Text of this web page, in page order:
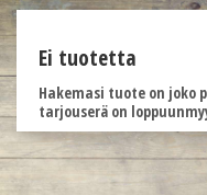
Ei tuotetta
Hakemasi tuote on
tarjouserä on